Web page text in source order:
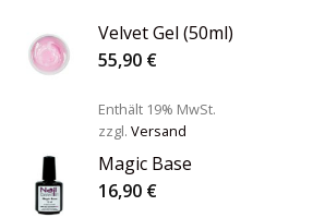
Velvet Gel (50ml)
55,90 €
Enthält 19% MwSt.
zzgl. Versand
Magic Base
16,90 €